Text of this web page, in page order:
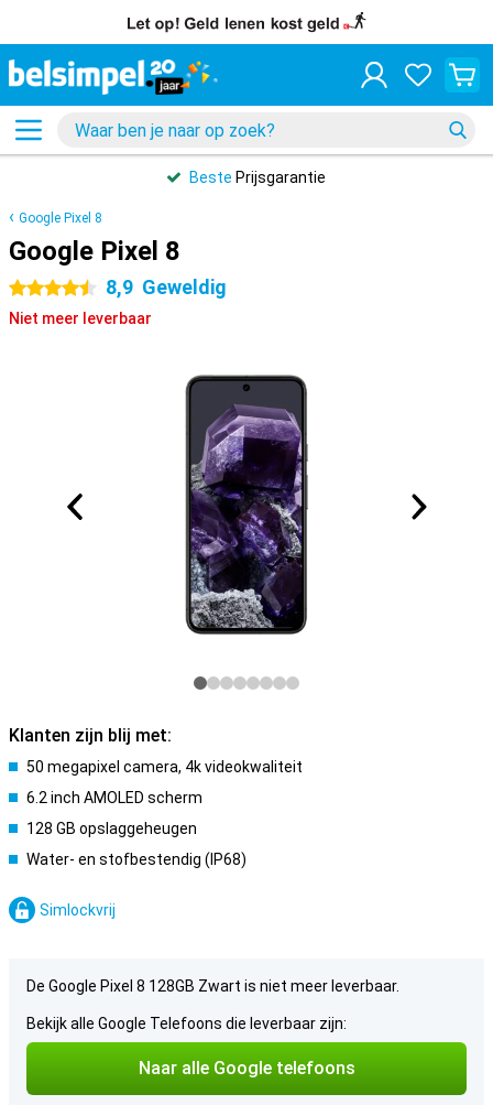
Beste Prijsgarantie
Google Pixel 8
Google Pixel 8
4.5 sterren 8,9 Geweldig
Niet meer leverbaar
Klanten zijn blij met:
50 megapixel camera, 4k videokwaliteit
6.2 inch AMOLED scherm
128 GB opslaggeheugen
Water- en stofbestendig (IP68)
Simlockvrij
De Google Pixel 8 128GB Zwart is niet meer leverbaar.
Bekijk alle Google Telefoons die leverbaar zijn:
Naar alle Google telefoons